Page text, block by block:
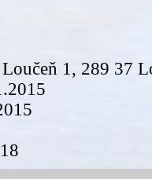
Loučeň 1, 289 37